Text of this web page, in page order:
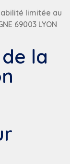
limitée au
69003 LYON
la